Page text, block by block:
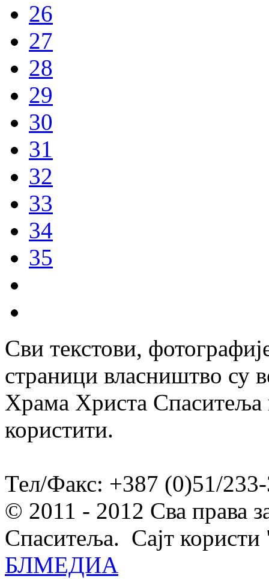
26
27
28
29
30
31
32
33
34
35
Сви текстови,
страници власништво су
Храма Христа Спаситеља
користити.
Тел/Факс: +387 (0)51/
© 2011 - 2012 Сва права
Спаситеља. Сајт
БЛМЕДИА